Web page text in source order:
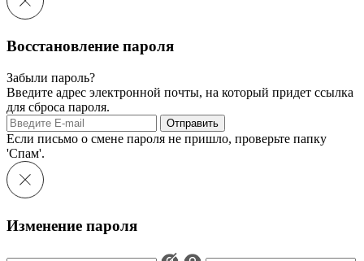
Восстановление пароля
Забыли пароль?
Введите адрес электронной почты, на который придет ссылка
для сброса пароля.
Отправить
Если письмо о смене пароля не пришло, проверьте папку
'Спам'.
Изменение пароля